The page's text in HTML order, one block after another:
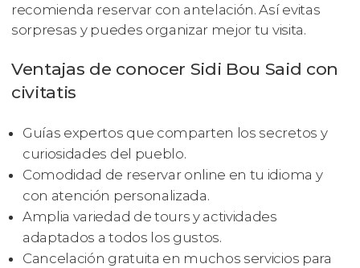
recomienda reservar con antelación. Así evitas
sorpresas y puedes organizar mejor tu visita.
Ventajas de conocer Sidi Bou Said con
civitatis
Guías expertos que comparten los secretos y
curiosidades del pueblo.
Comodidad de reservar online en tu idioma y
con atención personalizada.
Amplia variedad de tours y actividades
adaptados a todos los gustos.
Cancelación gratuita en muchos servicios para